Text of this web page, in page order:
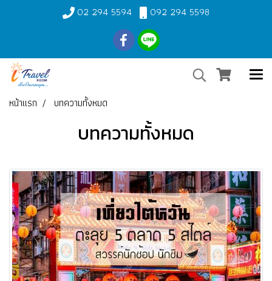
02 294 5594 092 294 5598
หน้าแรก บทความทั้งหมด
บทความทั้งหมด